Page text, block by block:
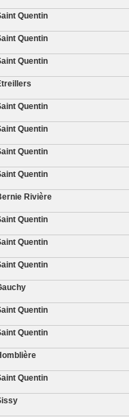
Quentin
Quentin
Quentin
Quentin
Quentin
Quentin
Quentin
Rivière
Quentin
Quentin
Quentin
Quentin
Quentin
Quentin